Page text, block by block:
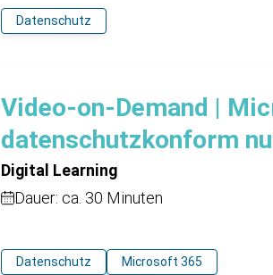
Datenschutz
Video-on-Demand |
datenschutzkonform
Digital Learning
Dauer: ca. 30 Minuten
Datenschutz Microsoft 365